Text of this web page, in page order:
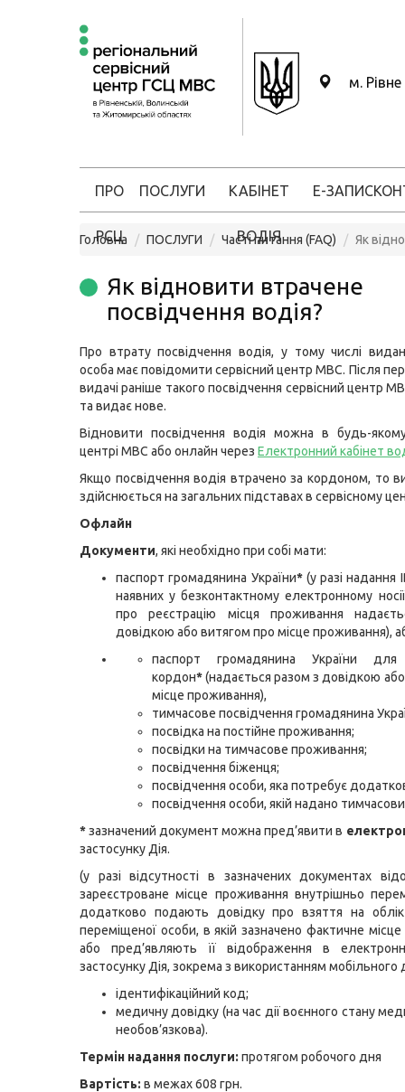
м. Рівне
ПРО
РСЦ
ПОСЛУГИ КАБІНЕТ
ВОДІЯ
Е-ЗАПИС
Головна ПОСЛУГИ Часті питання (FAQ) Як
Як відновити втрачене
посвідчення водія?
Про втрату посвідчення водія, у тому числі
особа має повідомити сервісний центр МВС. Після
видачі раніше такого посвідчення сервісний центр
та видає нове.
Відновити посвідчення водія можна в будь-
центрі МВС або онлайн через Електронний кабінет
Якщо посвідчення водія втрачено за кордоном, то
здійснюється на загальних підставах в сервісному
Офлайн
Документи, які необхідно при собі мати:
паспорт громадянина України*(у разі надання
наявних у безконтактному електронному
про реєстрацію місця проживання
довідкою або витягом про місце проживання),
паспорт громадянина України
кордон*(надається разом з довідкою
місце проживання),
тимчасове посвідчення громадянина
посвідка на постійне проживання;
посвідки на тимчасове проживання;
посвідчення біженця;
посвідчення особи, яка потребує
посвідчення особи, якій надано
*зазначений документ можна пред’явити в
застосунку Дія.
(у разі відсутності в зазначених документах
зареєстроване місце проживання внутрішньо
додатково подають довідку про взяття на
переміщеної особи, в якій зазначено фактичне
або пред’являють її відображення в
застосунку Дія, зокрема з використанням мобільного
ідентифікаційний код;
медичну довідку (на час дії воєнного стану
необов’язкова).
Термін надання послуги: протягом робочого дня
Вартість: в межах 608 грн.